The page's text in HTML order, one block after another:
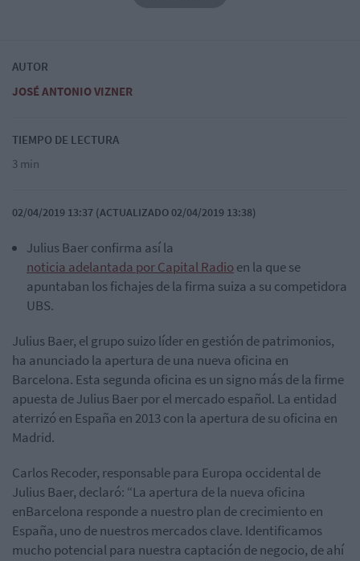
AUTOR
JOSÉ ANTONIO VIZNER
TIEMPO DE LECTURA
3 min
02/04/2019 13:37 (ACTUALIZADO 02/04/2019 13:38)
Julius Baer confirma así la
noticia adelantada por Capital Radio en la que se
apuntaban los fichajes de la firma suiza a su competidora
UBS.
Julius Baer, el grupo suizo líder en gestión de patrimonios,
ha anunciado la apertura de una nueva oficina en
Barcelona. Esta segunda oficina es un signo más de la firme
apuesta de Julius Baer por el mercado español. La entidad
aterrizó en España en 2013 con la apertura de su oficina en
Madrid.
Carlos Recoder, responsable para Europa occidental de
Julius Baer, declaró: “La apertura de la nueva oficina
enBarcelona responde a nuestro plan de crecimiento en
España, uno de nuestros mercados clave. Identificamos
mucho potencial para nuestra captación de negocio, de ahí